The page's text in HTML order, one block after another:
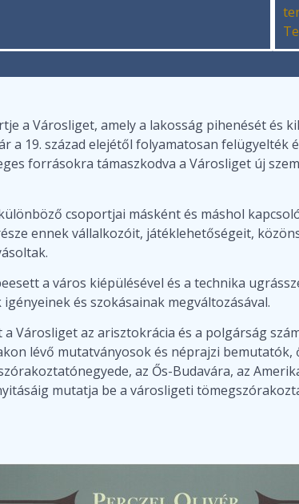
a Városliget, amely a lakosság pihenését és
a 19. század elejétől folyamatosan
forrásokra támaszkodva a Városliget új
csoportjai másként és máshol
ennek vállalkozóit, játéklehetőségeit,
a város kiépülésével és a technika
és szokásainak megváltozásával.
Városliget az arisztokrácia és a polgárság
lévő mutatványosok és néprajzi
az Ős-Budavára, az
mutatja be a városligeti